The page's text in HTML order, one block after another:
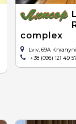
complex
Lviv, 69A
+38 (096) 121 49